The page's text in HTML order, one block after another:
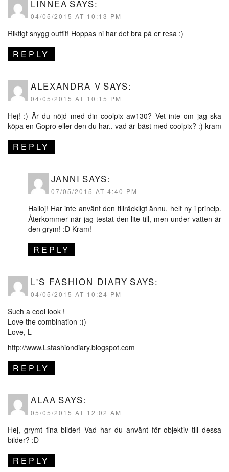
LINNEA SAYS:
04/05/2015 AT 10:13 PM
Riktigt snygg outfit! Hoppas ni har det bra på er resa :)
REPLY
ALEXANDRA V SAYS:
04/05/2015 AT 10:15 PM
Hej! :) Är du nöjd med din coolpix aw130? Vet inte om jag ska
köpa en Gopro eller den du har.. vad är bäst med coolpix? :) kram
REPLY
JANNI SAYS:
07/05/2015 AT 4:40 PM
Halloj! Har inte använt den tillräckligt ännu, helt ny i princip.
Återkommer när jag testat den lite till, men under vatten är
den grym! :D Kram!
REPLY
L'S FASHION DIARY SAYS:
04/05/2015 AT 10:24 PM
Such a cool look !
Love the combination :))
Love, L
http://www.Lsfashiondiary.blogspot.com
REPLY
ALAA SAYS:
05/05/2015 AT 12:02 AM
Hej, grymt fina bilder! Vad har du använt för objektiv till dessa
bilder? :D
REPLY